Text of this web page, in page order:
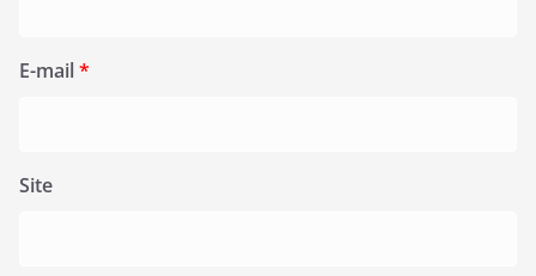
E-mail*
Site